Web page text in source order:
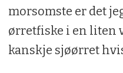
morsomste er det
ørretfiske i en liten
kanskje sjøørret